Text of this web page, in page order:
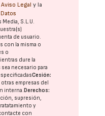
Aviso Legal y la
S.L.U.
de usuario.
con la misma o
o
dure la
necesario para
Cesión:
otras empresas del
interna.Derechos:
supresión,
y
con